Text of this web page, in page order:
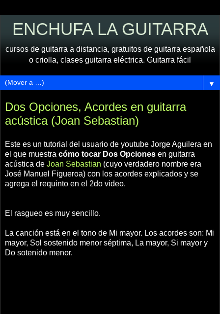
ENCHUFA LA GUITARRA
cursos de guitarra a distancia, gratuitos de guitarra española
o criolla, clases guitarra eléctrica. Guitarra fácil
▼
Dos Opciones, Acordes en guitarra
acústica (Joan Sebastian)
Este es un tutorial del usuario de youtube Jorge Aguilera en
el que muestra cómo tocar Dos Opciones en guitarra
acústica de Joan Sebastian (cuyo verdadero nombre era
José Manuel Figueroa) con los acordes explicados y se
agrega el requinto en el 2do video.
El rasgueo es muy sencillo.
La canción está en el tono de Mi mayor. Los acordes son: Mi
mayor, Sol sostenido menor séptima, La mayor, Si mayor y
Do sotenido menor.